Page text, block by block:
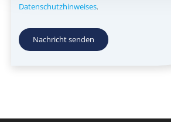
Datenschutzhinweises.
Nachricht senden